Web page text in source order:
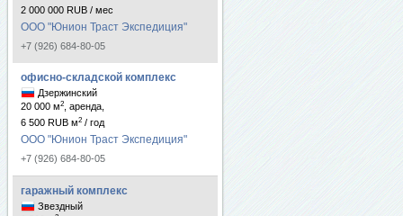
2 000 000 RUB / мес
ООО "Юнион Траст Экспедиция"
+7 (926) 684-80-05
офисно-складской комплекс
Дзержинский
20 000 м2
, аренда,
6 500 RUB м2 / год
ООО "Юнион Траст Экспедиция"
+7 (926) 684-80-05
гаражный комплекс
Звездный